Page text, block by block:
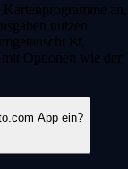
an,
nutzen
ist,
mit Optionen wie der
App ein?